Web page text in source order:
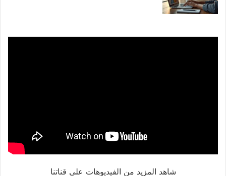
شاهد المزيد من الفيديوهات على قناتنا